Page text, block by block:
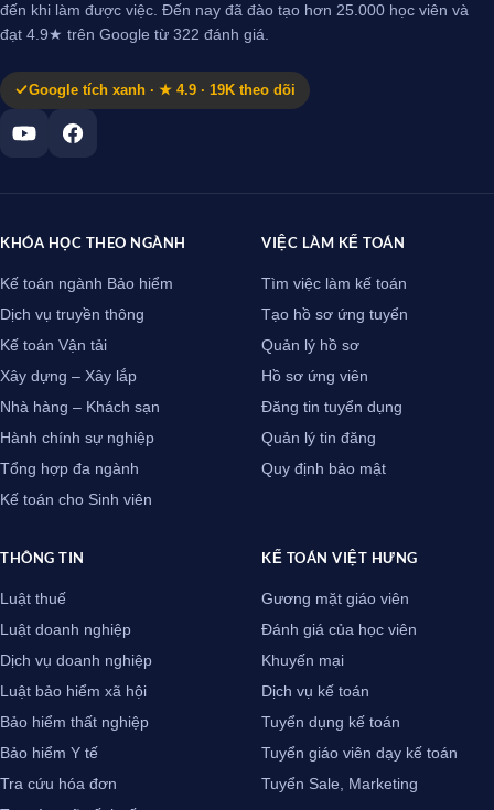
đến khi làm được việc. Đến nay đã đào tạo hơn 25.000 học viên và
đạt 4.9★ trên Google từ 322 đánh giá.
Google tích xanh · ★ 4.9 · 19K theo dõi
KHÓA HỌC THEO NGÀNH
Kế toán ngành Bảo hiểm
Dịch vụ truyền thông
Kế toán Vận tải
Xây dựng – Xây lắp
Nhà hàng – Khách sạn
Hành chính sự nghiệp
Tổng hợp đa ngành
Kế toán cho Sinh viên
VIỆC LÀM KẾ TOÁN
Tìm việc làm kế toán
Tạo hồ sơ ứng tuyển
Quản lý hồ sơ
Hồ sơ ứng viên
Đăng tin tuyển dụng
Quản lý tin đăng
Quy định bảo mật
THÔNG TIN
Luật thuế
Luật doanh nghiệp
Dịch vụ doanh nghiệp
Luật bảo hiểm xã hội
Bảo hiểm thất nghiệp
Bảo hiểm Y tế
Tra cứu hóa đơn
KẾ TOÁN VIỆT HƯNG
Gương mặt giáo viên
Đánh giá của học viên
Khuyến mại
Dịch vụ kế toán
Tuyển dụng kế toán
Tuyển giáo viên dạy kế toán
Tuyển Sale, Marketing